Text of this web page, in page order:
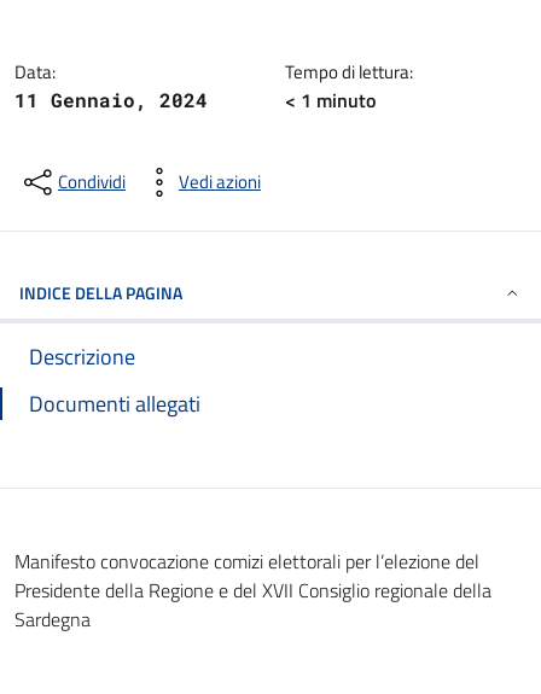
Data:
11 Gennaio, 2024
Tempo di lettura:
< 1 minuto
Condividi Vedi azioni
INDICE DELLA PAGINA
Descrizione
Documenti allegati
Manifesto convocazione comizi elettorali per l’elezione del
Presidente della Regione e del XVII Consiglio regionale della
Sardegna